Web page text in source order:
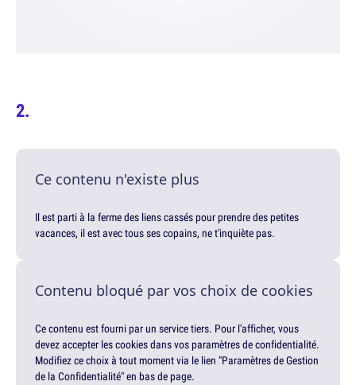
Ce contenu n'existe plus
Il est parti à la ferme des liens cassés pour prendre des petites
vacances, il est avec tous ses copains, ne t'inquiète pas.
Contenu bloqué par vos choix de cookies
Ce contenu est fourni par un service tiers. Pour l'afficher, vous
devez accepter les cookies dans vos paramètres de confidentialité.
Modifiez ce choix à tout moment via le lien "Paramètres de Gestion
de la Confidentialité" en bas de page.